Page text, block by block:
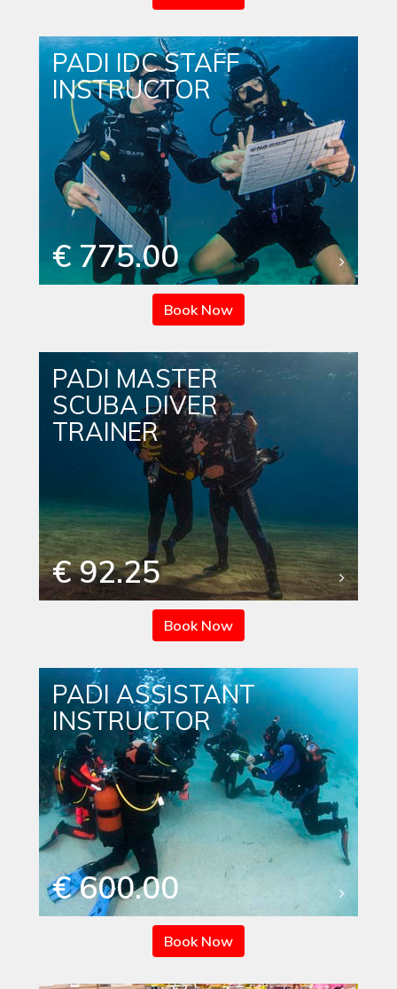
PADI IDC STAFF
INSTRUCTOR
€ 775.00
Book Now
PADI MASTER
SCUBA DIVER
TRAINER
€ 92.25
Book Now
PADI ASSISTANT
INSTRUCTOR
€ 600.00
Book Now